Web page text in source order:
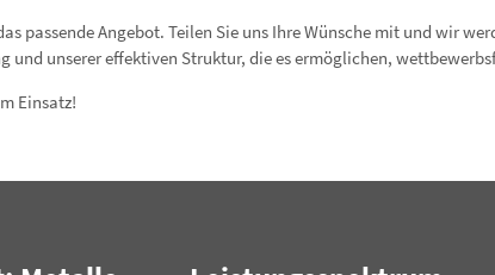
passende Angebot. Teilen Sie uns Ihre Wünsche mit und wir
und unserer effektiven Struktur, die es ermöglichen,
Einsatz!